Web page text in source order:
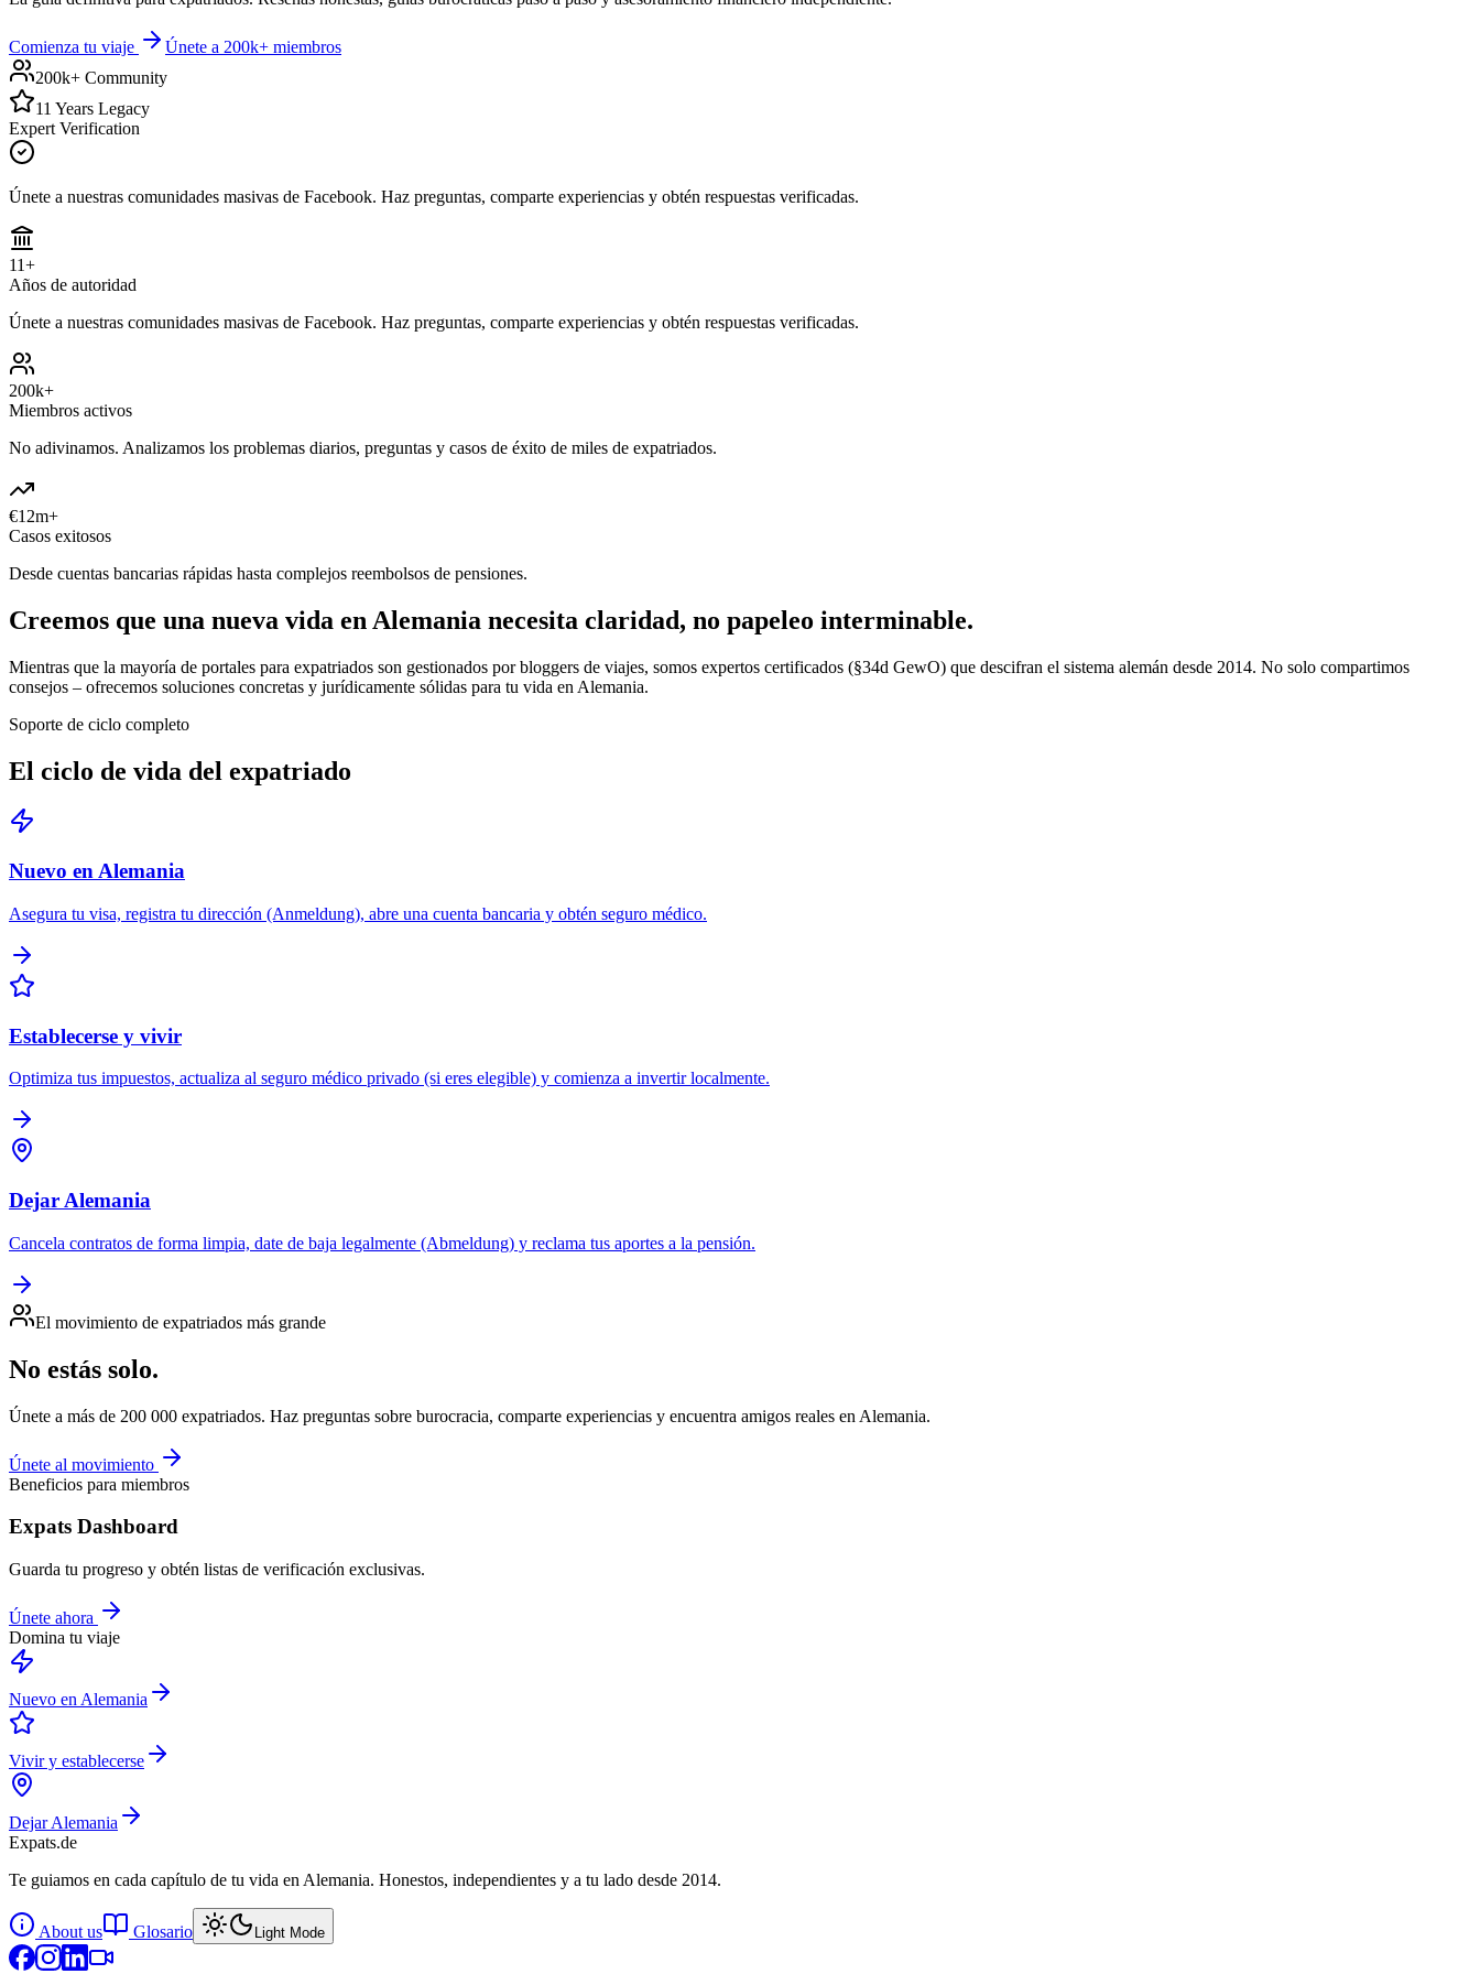
Comienza tu viaje
Únete a 200k+ miembros
200k+ Community
11 Years Legacy
Expert Verification
Únete a nuestras comunidades masivas de Facebook. Haz preguntas, comparte experiencias y obtén respuestas verificadas.
11+
Años de autoridad
Únete a nuestras comunidades masivas de Facebook. Haz preguntas, comparte experiencias y obtén respuestas verificadas.
200k+
Miembros activos
No adivinamos. Analizamos los problemas diarios, preguntas y casos de éxito de miles de expatriados.
€12m+
Casos exitosos
Desde cuentas bancarias rápidas hasta complejos reembolsos de pensiones.
Creemos que una nueva vida en Alemania necesita claridad, no papeleo interminable.
Mientras que la mayoría de portales para expatriados son gestionados por bloggers de viajes, somos expertos certificados (§34d GewO) que descifran el sistema alemán desde 2014. No solo compartimos
consejos – ofrecemos soluciones concretas y jurídicamente sólidas para tu vida en Alemania.
Soporte de ciclo completo
El ciclo de vida del expatriado
Nuevo en Alemania
Asegura tu visa, registra tu dirección (Anmeldung), abre una cuenta bancaria y obtén seguro médico.
Establecerse y vivir
Optimiza tus impuestos, actualiza al seguro médico privado (si eres elegible) y comienza a invertir localmente.
Dejar Alemania
Cancela contratos de forma limpia, date de baja legalmente (Abmeldung) y reclama tus aportes a la pensión.
El movimiento de expatriados más grande
No estás solo.
Únete a más de 200 000 expatriados. Haz preguntas sobre burocracia, comparte experiencias y encuentra amigos reales en Alemania.
Únete al movimiento
Beneficios para miembros
Expats Dashboard
Guarda tu progreso y obtén listas de verificación exclusivas.
Únete ahora
Domina tu viaje
Nuevo en Alemania
Vivir y establecerse
Dejar Alemania
Expats.de
Te guiamos en cada capítulo de tu vida en Alemania. Honestos, independientes y a tu lado desde 2014.
About us Glosario Light Mode